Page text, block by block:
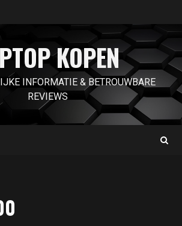
KOPEN
INFORMATIE & BETROUWBARE
REVIEWS